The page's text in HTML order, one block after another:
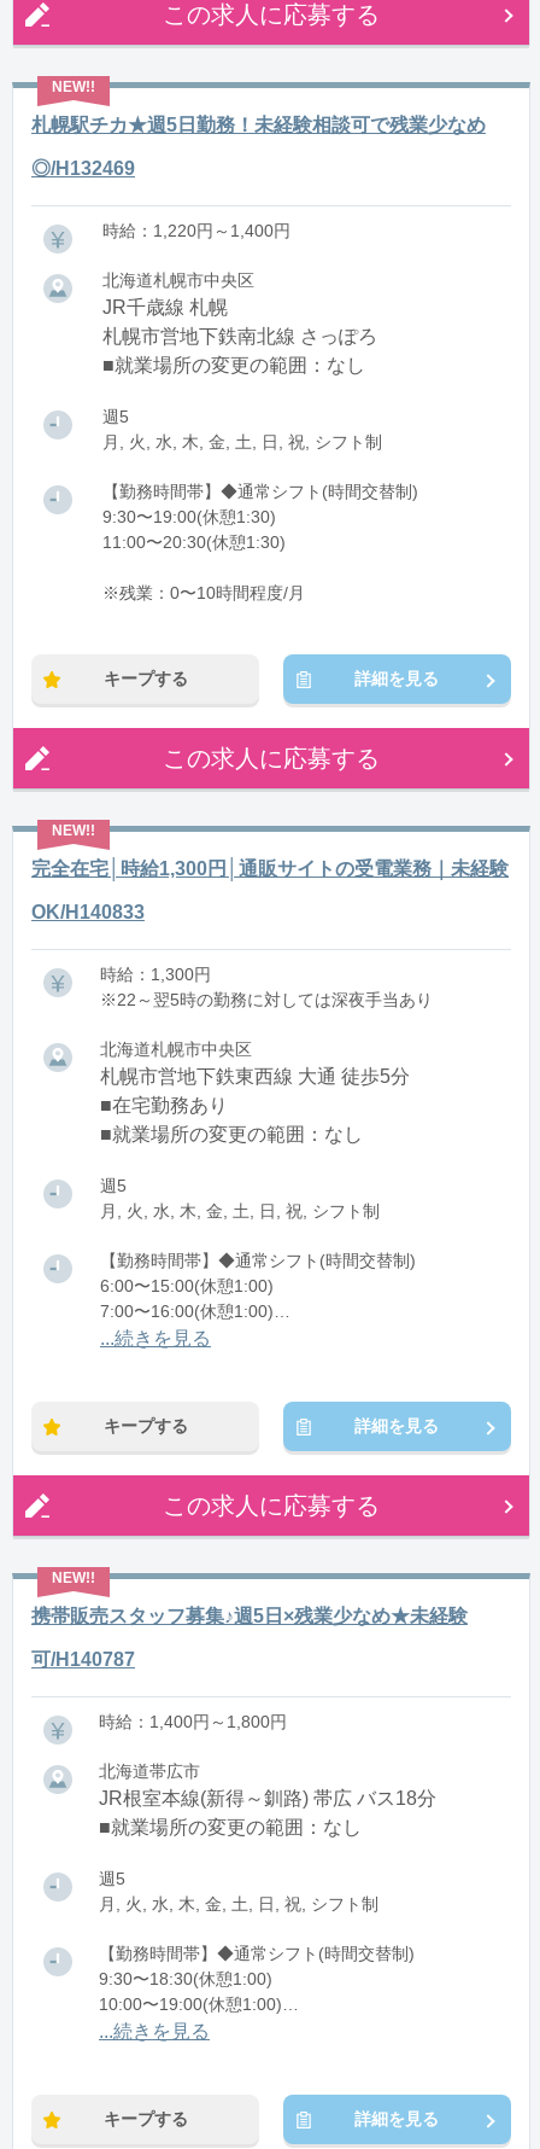
この求人に応募する
札幌駅チカ★週5日勤務！未経験相談可で残業少なめ
◎/H132469
時給：1,220円～1,400円
北海道札幌市中央区
JR千歳線 札幌
札幌市営地下鉄南北線 さっぽろ
■就業場所の変更の範囲：なし
週5
月, 火, 水, 木, 金, 土, 日, 祝, シフト制
【勤務時間帯】◆通常シフト(時間交替制)
9:30〜19:00(休憩1:30)
11:00〜20:30(休憩1:30)
※残業：0〜10時間程度/月
キープする 詳細を見る
この求人に応募する
完全在宅│時給1,300円│通販サイトの受電業務｜未経験
OK/H140833
時給：1,300円
※22～翌5時の勤務に対しては深夜手当あり
北海道札幌市中央区
札幌市営地下鉄東西線 大通 徒歩5分
■在宅勤務あり
■就業場所の変更の範囲：なし
週5
月, 火, 水, 木, 金, 土, 日, 祝, シフト制
【勤務時間帯】◆通常シフト(時間交替制)
6:00〜15:00(休憩1:00)
7:00〜16:00(休憩1:00)
8:00〜17:00(休憩1:00)
11:00〜20:00(休憩1:00)
12:00〜21:00(休憩1:00)
15:00〜翌0:00(休憩1:00)
16:00〜翌1:00(休憩1:00)
...続きを見る
キープする 詳細を見る
この求人に応募する
携帯販売スタッフ募集♪週5日×残業少なめ★未経験
可/H140787
時給：1,400円～1,800円
北海道帯広市
JR根室本線(新得～釧路) 帯広 バス18分
■就業場所の変更の範囲：なし
週5
月, 火, 水, 木, 金, 土, 日, 祝, シフト制
【勤務時間帯】◆通常シフト(時間交替制)
9:30〜18:30(休憩1:00)
10:00〜19:00(休憩1:00)
11:00〜20:00(休憩1:00)
...続きを見る
キープする 詳細を見る